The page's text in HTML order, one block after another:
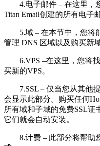
4.电子邮件 – 在这里，
Titan Email创建的所有电子
5.域 – 在本节中，您将
管理 DNS 区域以及购买新
6.VPS –在这里，您将
买新的VPS。
7.SSL – 仅当您从其他
会显示此部分。购买任何
所有域和子域的免费SSL证
它们就会自动安装。
8.计费 – 此部分将帮助